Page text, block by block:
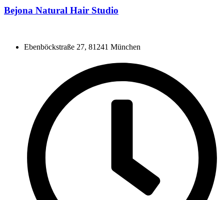
Bejona Natural Hair Studio
Ebenböckstraße 27, 81241 München